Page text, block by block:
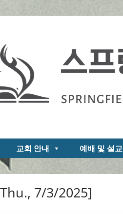
교회 안내 예배 및 설교
7/3/2025]